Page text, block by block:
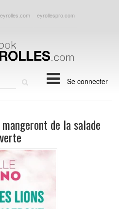
eyrollespro.com
Se connecter
de la salade
verte